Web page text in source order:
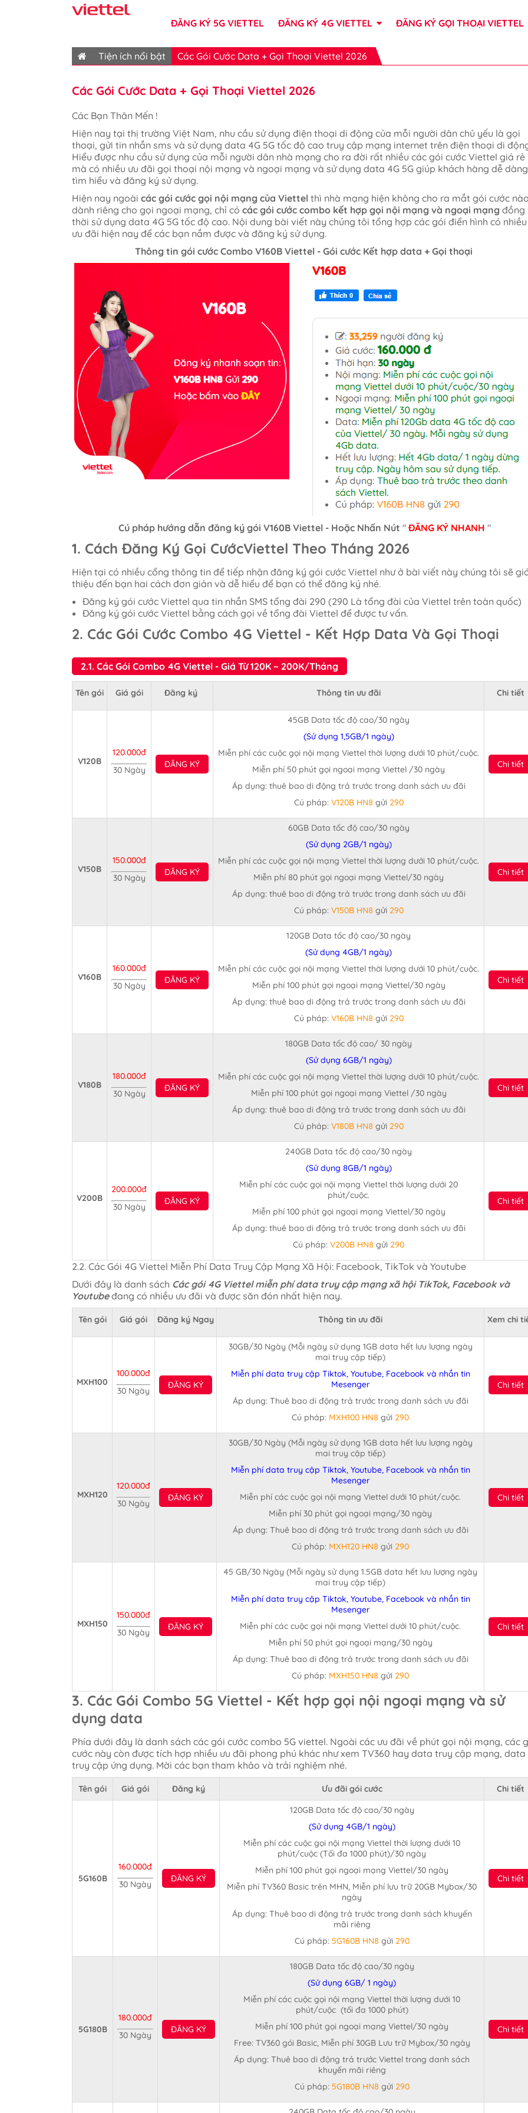
ĐĂNG KÝ 5G VIETTEL ĐĂNG KÝ 4G VIETTEL ĐĂNG KÝ GỌI THOẠI VIETTEL
Tiện ích nổi bật Các Gói Cước Data + Gọi Thoại Viettel 2026
Các Gói Cước Data + Gọi Thoại Viettel 2026
Các Bạn Thân Mến !
Hiện nay tại thị trường Việt Nam, nhu cầu sử dụng điện thoại di động của mỗi người dân chủ yếu là gọi
thoại, gửi tin nhắn sms và sử dụng data 4G 5G tốc độ cao truy cập mạng internet trên điện thoại di
Hiểu được nhu cầu sử dụng của mỗi người dân nhà mạng cho ra đời rất nhiều các gói cước Viettel giá rẻ
mà có nhiều ưu đãi gọi thoại nội mạng và ngoại mạng và sử dụng data 4G 5G giúp khách hàng dễ dàng
tìm hiểu và đăng ký sử dụng.
Hiện nay ngoài các gói cước gọi nội mạng của Viettel thì nhà mạng hiện không cho ra mắt gói cước
dành riêng cho gọi ngoại mạng, chỉ có các gói cước combo kết hợp gọi nội mạng và ngoại mạng đồng
thời sử dụng data 4G 5G tốc độ cao. Nội dung bài viết này chúng tôi tổng hợp các gói điển hình có nhiều
ưu đãi hiện nay để các bạn nắm được và đăng ký sử dụng.
Thông tin gói cước Combo V160B Viettel - Gói cước Kết hợp data + Gọi thoại
Cú pháp hướng dẫn đăng ký gói V160B Viettel - Hoặc Nhấn Nút " ĐĂNG KÝ NHANH "
1. Cách Đăng Ký Gọi CướcViettel Theo Tháng 2026
Hiện tại có nhiều cổng thông tin để tiếp nhận đăng ký gói cước Viettel như ở bài viết này chúng tôi sẽ
thiệu đến bạn hai cách đơn giản và dễ hiểu để bạn có thể đăng ký nhé.
Đăng ký gói cước Viettel qua tin nhắn SMS tổng đài 290 (290 Là tổng đài của Viettel trên toàn quốc)
Đăng ký gói cước Viettel bằng cách gọi về tổng đài Viettel để được tư vấn.
2. Các Gói Cước Combo 4G Viettel - Kết Hợp Data Và Gọi Thoại
2.1. Các Gói Combo 4G Viettel - Giá Từ 120K ~ 200K/Tháng
Tên gói Giá gói Đăng ký Thông tin ưu đãi Chi tiết
V120B
120.000đ
30 Ngày
ĐĂNG KÝ
45GB Data tốc độ cao/30 ngày
(Sử dụng 1,5GB/1 ngày)
Miễn phí các cuộc gọi nội mạng Viettel thời lượng dưới 10 phút/cuộc.
Miễn phí 50 phút gọi ngoại mạng Viettel /30 ngày
Áp dụng: thuê bao di động trả trước trong danh sách ưu đãi
Cú pháp: V120B HN8 gửi 290
Chi tiết
V150B
150.000đ
30 Ngày
ĐĂNG KÝ
60GB Data tốc độ cao/30 ngày
(Sử dụng 2GB/1 ngày)
Miễn phí các cuộc gọi nội mạng Viettel thời lượng dưới 10 phút/cuộc.
Miễn phí 80 phút gọi ngoại mạng Viettel/30 ngày
Áp dụng: thuê bao di động trả trước trong danh sách ưu đãi
Cú pháp: V150B HN8 gửi 290
Chi tiết
V160B
160.000đ
30 Ngày
ĐĂNG KÝ
120GB Data tốc độ cao/30 ngày
(Sử dụng 4GB/1 ngày)
Miễn phí các cuộc gọi nội mạng Viettel thời lượng dưới 10 phút/cuộc.
Miễn phí 100 phút gọi ngoại mạng Viettel/30 ngày
Áp dụng: thuê bao di động trả trước trong danh sách ưu đãi
Cú pháp: V160B HN8 gửi 290
Chi tiết
V180B
180.000đ
30 Ngày
ĐĂNG KÝ
180GB Data tốc độ cao/ 30 ngày
(Sử dụng 6GB/1 ngày)
Miễn phí các cuộc gọi nội mạng Viettel thời lượng dưới 10 phút/cuộc.
Miễn phí 100 phút gọi ngoại mạng Viettel /30 ngày
Áp dụng: thuê bao di động trả trước trong danh sách ưu đãi
Cú pháp: V180B HN8 gửi 290
Chi tiết
V200B
200.000đ
30 Ngày
ĐĂNG KÝ
240GB Data tốc độ cao/30 ngày
(Sử dụng 8GB/1 ngày)
Miễn phí các cuộc gọi nội mạng Viettel thời lượng dưới 20
phút/cuộc.
Miễn phí 100 phút gọi ngoại mạng Viettel/30 ngày
Áp dụng: thuê bao di động trả trước trong danh sách ưu đãi
Cú pháp: V200B HN8 gửi 290
Chi tiết
2.2. Các Gói 4G Viettel Miễn Phí Data Truy Cập Mạng Xã Hội: Facebook, TikTok và Youtube
Dưới đây là danh sách Các gói 4G Viettel miễn phí data truy cập mạng xã hội TikTok, Facebook và
Youtubeđang có nhiều ưu đãi và được săn đón nhất hiện nay.
Tên gói Giá gói Đăng ký Ngay Thông tin ưu đãi Xem chi
MXH100
100.000đ
30 Ngày
ĐĂNG KÝ
30GB/30 Ngày (Mỗi ngày sử dụng 1GB data hết lưu lượng ngày
mai truy cập tiếp)
Miễn phí data truy cập Tiktok, Youtube, Facebook và nhắn tin
Mesenger
Áp dụng: Thuê bao di động trả trước trong danh sách ưu đãi
Cú pháp: MXH100 HN8 gửi 290
Chi tiết
MXH120
120.000đ
30 Ngày
ĐĂNG KÝ
30GB/30 Ngày (Mỗi ngày sử dụng 1GB data hết lưu lượng ngày
mai truy cập tiếp)
Miễn phí data truy cập Tiktok, Youtube, Facebook và nhắn tin
Mesenger
Miễn phí các cuộc gọi nội mạng Viettel dưới 10 phút/cuộc.
Miễn phí 30 phút gọi ngoại mạng/30 ngày
Áp dụng: Thuê bao di động trả trước trong danh sách ưu đãi
Cú pháp: MXH120 HN8 gửi 290
Chi tiết
MXH150
150.000đ
30 Ngày
ĐĂNG KÝ
45 GB/30 Ngày (Mỗi ngày sử dụng 1.5GB data hết lưu lượng ngày
mai truy cập tiếp)
Miễn phí data truy cập Tiktok, Youtube, Facebook và nhắn tin
Mesenger
Miễn phí các cuộc gọi nội mạng Viettel dưới 10 phút/cuộc.
Miễn phí 50 phút gọi ngoại mạng/30 ngày
Áp dụng: Thuê bao di động trả trước trong danh sách ưu đãi
Cú pháp: MXH150 HN8 gửi 290
Chi tiết
3. Các Gói Combo 5G Viettel - Kết hợp gọi nội ngoại mạng và sử
dụng data
Phía dưới đây là danh sách các gói cước combo 5G viettel. Ngoài các ưu đãi về phút gọi nội mạng, các
cước này còn được tích hợp nhiều ưu đãi phong phú khác như xem TV360 hay data truy cập mạng, data
truy cập ứng dụng. Mời các bạn tham khảo và trải nghiệm nhé.
Tên gói Giá gói Đăng ký Ưu đãi gói cước Chi tiết
5G160B
160.000đ
30 Ngày
ĐĂNG KÝ
120GB Data tốc độ cao/30 ngày
(Sử dụng 4GB/1 ngày)
Miễn phí các cuộc gọi nội mạng Viettel thời lượng dưới 10
phút/cuộc (Tối đa 1000 phút)/30 ngày
Miễn phí 100 phút gọi ngoại mạng Viettel/30 ngày
Miễn phí TV360 Basic trên MHN, Miễn phí lưu trữ 20GB Mybox/30
ngày
Áp dụng: Thuê bao di động trả trước trong danh sách khuyến
mãi riêng
Cú pháp: 5G160B HN8 gửi 290
Chi tiết
5G180B
180.000đ
30 Ngày
ĐĂNG KÝ
180GB Data tốc độ cao/30 ngày
(Sử dụng 6GB/ 1 ngày)
Miễn phí các cuộc gọi nội mạng Viettel thời lượng dưới 10
phút/cuộc (tối đa 1000 phút)
Miễn phí 100 phút gọi ngoại mạng Viettel/30 ngày
Free: TV360 gói Basic, Miễn phí 30GB Lưu trữ Mybox/30 ngày
Áp dụng: Thuê bao di động trả trước Viettel trong danh sách
khuyến mãi riêng
Cú pháp: 5G180B HN8 gửi 290
Chi tiết